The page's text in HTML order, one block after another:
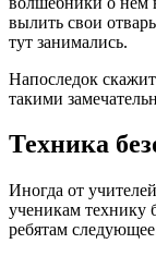
вылить свои
тут занимались.
Напоследок
такими
Техника
Иногда от
ученикам технику
ребятам